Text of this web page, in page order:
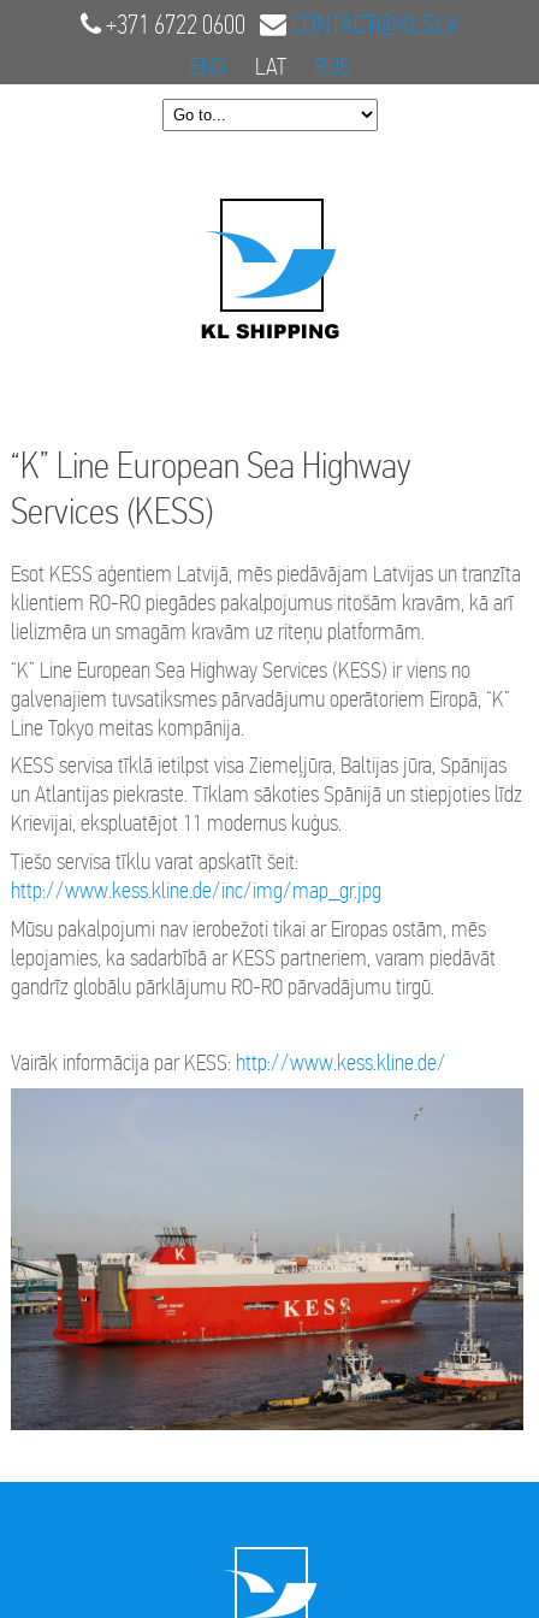
+371 6722 0600 CONTACT@KLS.LV
ENG LAT RUS
“K” Line European Sea Highway
Services (KESS)
Esot KESS aģentiem Latvijā, mēs piedāvājam Latvijas un tranzīta
klientiem RO-RO piegādes pakalpojumus ritošām kravām, kā arī
lielizmēra un smagām kravām uz riteņu platformām.
“K” Line European Sea Highway Services (KESS) ir viens no
galvenajiem tuvsatiksmes pārvadājumu operātoriem Eiropā, “K”
Line Tokyo meitas kompānija.
KESS servisa tīklā ietilpst visa Ziemeļjūra, Baltijas jūra, Spānijas
un Atlantijas piekraste. Tīklam sākoties Spānijā un stiepjoties līdz
Krievijai, ekspluatējot 11 modernus kuģus.
Tiešo servisa tīklu varat apskatīt šeit:
http://www.kess.kline.de/inc/img/map_gr.jpg
Mūsu pakalpojumi nav ierobežoti tikai ar Eiropas ostām, mēs
lepojamies, ka sadarbībā ar KESS partneriem, varam piedāvāt
gandrīz globālu pārklājumu RO-RO pārvadājumu tirgū.
Vairāk informācija par KESS: http://www.kess.kline.de/